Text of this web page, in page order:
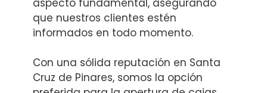
que nuestros clientes estén
informados en todo momento.
Con una sólida reputación en Santa
Cruz de Pinares, somos la opción